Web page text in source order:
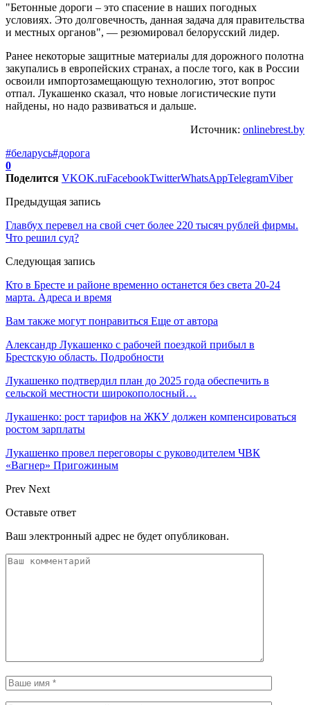
"Бетонные дороги – это спасение в наших погодных
условиях. Это долговечность, данная задача для правительства
и местных органов", — резюмировал белорусский лидер.
Ранее некоторые защитные материалы для дорожного полотна
закупались в европейских странах, а после того, как в России
освоили импортозамещающую технологию, этот вопрос
отпал. Лукашенко сказал, что новые логистические пути
найдены, но надо развиваться и дальше.
Источник: onlinebrest.by
#беларусь#дорога
0
Поделится VKOK.ruFacebookTwitterWhatsAppTelegramViber
Предыдущая запись
Главбух перевел на свой счет более 220 тысяч рублей фирмы.
Что решил суд?
Следующая запись
Кто в Бресте и районе временно останется без света 20-24
марта. Адреса и время
Вам также могут понравиться Еще от автора
Александр Лукашенко с рабочей поездкой прибыл в
Брестскую область. Подробности
Лукашенко подтвердил план до 2025 года обеспечить в
сельской местности широкополосный…
Лукашенко: рост тарифов на ЖКУ должен компенсироваться
ростом зарплаты
Лукашенко провел переговоры с руководителем ЧВК
«Вагнер» Пригожиным
Prev Next
Оставьте ответ
Ваш электронный адрес не будет опубликован.